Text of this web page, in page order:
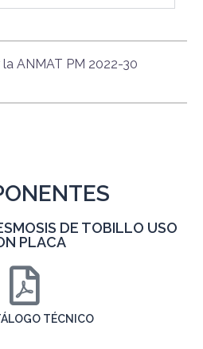
ANMAT PM 2022-30
DE TOBILLO USO
PLACA
TÉCNICO